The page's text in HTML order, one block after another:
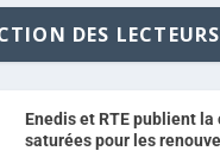
DES LECTEURS
Enedis et RTE publient la
saturées pour les